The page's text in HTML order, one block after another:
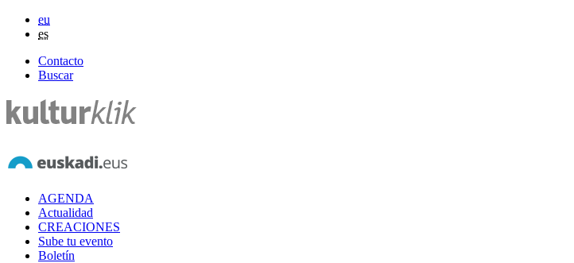
eu
es
Contacto
Buscar
AGENDA
Actualidad
CREACIONES
Sube tu evento
Boletín